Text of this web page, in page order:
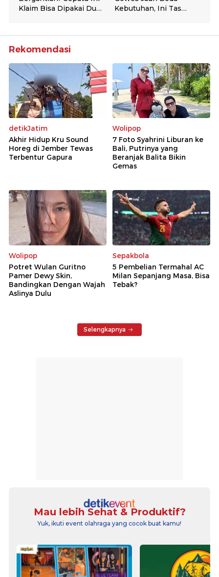
Rekomendasi
detikJatim
Akhir Hidup Kru Sound
Horeg di Jember Tewas
Terbentur Gapura
Wolipop
7 Foto Syahrini Liburan ke
Bali, Putrinya yang
Beranjak Balita Bikin
Gemas
Wolipop
Potret Wulan Guritno
Pamer Dewy Skin,
Bandingkan Dengan Wajah
Aslinya Dulu
Sepakbola
5 Pembelian Termahal AC
Milan Sepanjang Masa, Bisa
Tebak?
Selengkapnya
Mau lebih Sehat & Produktif?
Yuk, ikuti event olahraga yang cocok buat kamu!